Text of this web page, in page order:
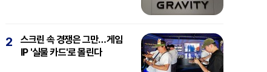
2
스크린 속 경쟁은 그만…게임
IP '실물 카드'로 몰린다